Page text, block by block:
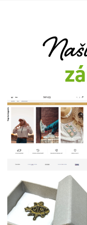
www.benuto.cz
Kovový odznak s
logem klienta